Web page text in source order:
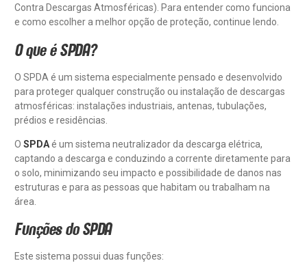
Contra Descargas Atmosféricas). Para entender como funciona
e como escolher a melhor opção de proteção, continue lendo.
O que é SPDA?
O SPDA é um sistema especialmente pensado e desenvolvido
para proteger qualquer construção ou instalação de descargas
atmosféricas: instalações industriais, antenas, tubulações,
prédios e residências.
O SPDAé um sistema neutralizador da descarga elétrica,
captando a descarga e conduzindo a corrente diretamente para
o solo, minimizando seu impacto e possibilidade de danos nas
estruturas e para as pessoas que habitam ou trabalham na
área.
Funções do SPDA
Este sistema possui duas funções: